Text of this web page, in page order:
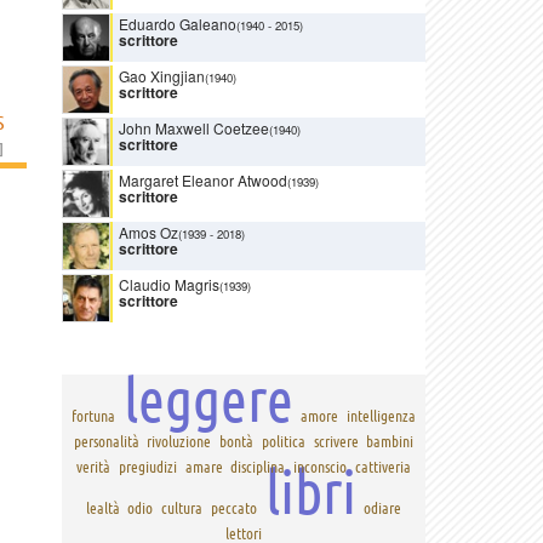
]
Eduardo Galeano(1940 - 2015)
scrittore
Gao Xingjian(1940)
scrittore
John Maxwell Coetzee(1940)
scrittore
Margaret Eleanor Atwood(1939)
scrittore
Amos Oz(1939 - 2018)
scrittore
Claudio Magris(1939)
scrittore
fortuna leggere amore
intelligenza
personalità rivoluzione bontà politica scrivere bambini
verità
pregiudizi amare disciplina inconscio cattiveria
lealtà odio cultura peccato libri odiare
lettori